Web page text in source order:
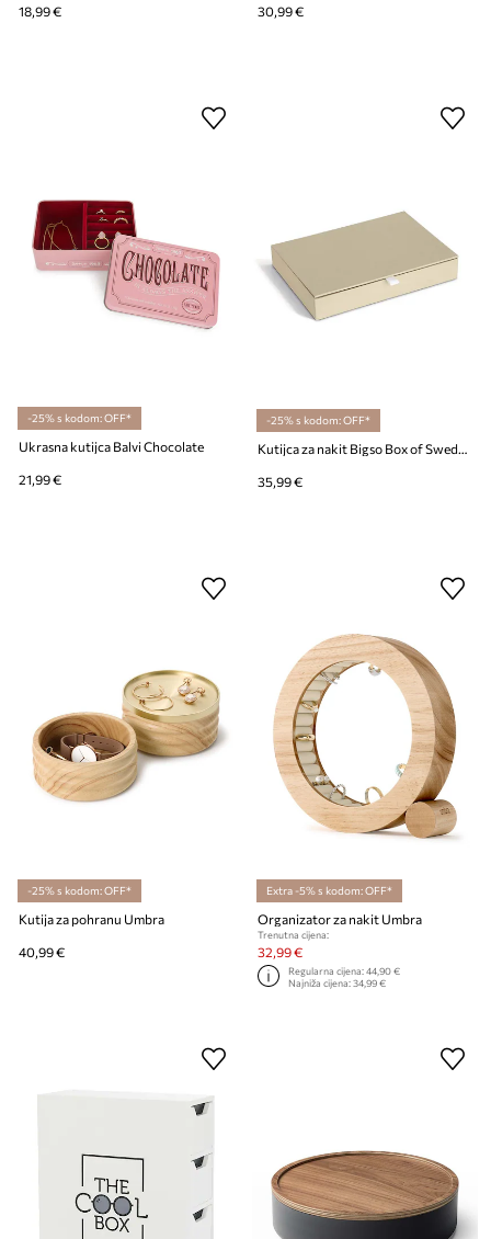
18,99 € 30,99 €
-25% s kodom: OFF*
Ukrasna kutijca Balvi Chocolate
21,99 €
-25% s kodom: OFF*
Kutijca za nakit Bigso Box of Sweden Precious B
35,99 €
-25% s kodom: OFF*
Kutija za pohranu Umbra
40,99 €
Extra -5% s kodom: OFF*
Organizator za nakit Umbra
Trenutna cijena:
32,99 €
Regularna cijena:44,90 €
Najniža cijena:34,99 €